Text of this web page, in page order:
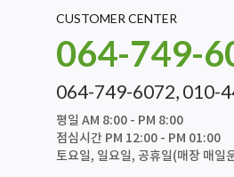
CUSTOMER CENTER
064-749-
064-749-6072, 010-
평일 AM 8:00 - PM 8:00
점심시간 PM 12:00 - PM 01:00
토요일, 일요일, 공휴일(매장 매일